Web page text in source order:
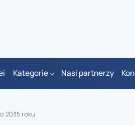
Kategorie Nasi partnerzy
2035 roku